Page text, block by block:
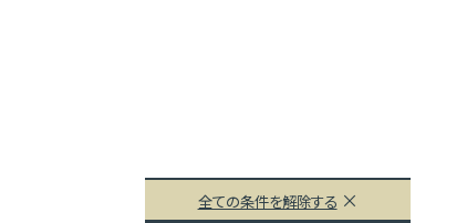
全ての条件を解除する